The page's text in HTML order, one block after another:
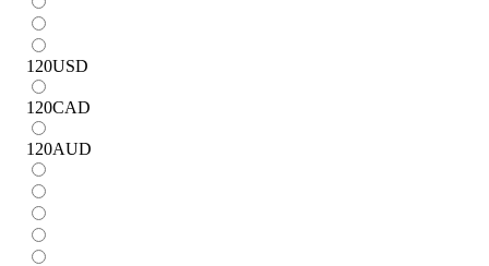
120USD
120CAD
120AUD